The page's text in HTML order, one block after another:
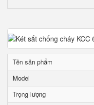
Tên sản phẩm
Model
Trọng lượng